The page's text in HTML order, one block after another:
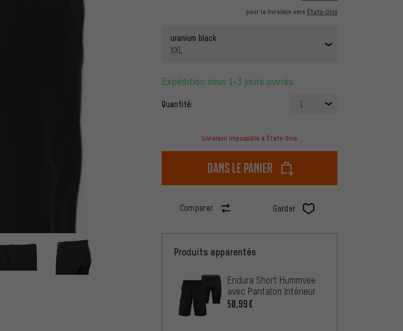
pour la livraison vers États-Unis
uranium black
XXL
Expédition sous 1-3 jours ouvrés
Quantité: 1
Livraison impossible à États-Unis
dans le panier
Comparer Garder
Produits apparentés
Endura Short Hummvee
avec Pantalon Intérieur
50,99€